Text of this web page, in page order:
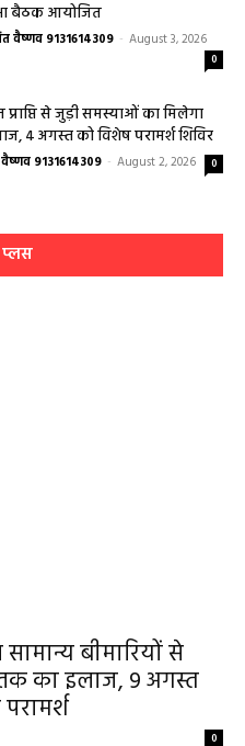
बैठक आयोजित
वैष्णव 9131614309 - August 3, 2026
0
से जुड़ी समस्याओं का मिलेगा
4 अगस्त को विशेष परामर्श शिविर
9131614309 - August 2, 2026 0
बीमारियों से
का इलाज, 9 अगस्त
0